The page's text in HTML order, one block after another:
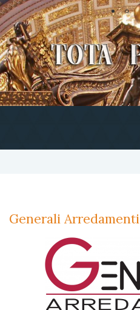
Generali Arredamenti